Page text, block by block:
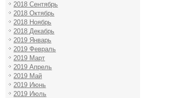
2018 Сентябрь
2018 Октябрь
2018 Ноябрь
2018 Декабрь
2019 Январь
2019 Февраль
2019 Март
2019 Апрель
2019 Май
2019 Июнь
2019 Июль